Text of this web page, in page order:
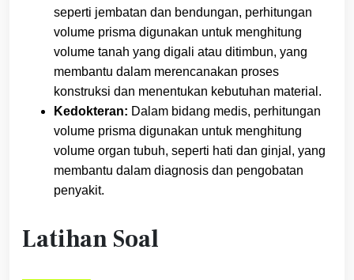
seperti jembatan dan bendungan, perhitungan
volume prisma digunakan untuk menghitung
volume tanah yang digali atau ditimbun, yang
membantu dalam merencanakan proses
konstruksi dan menentukan kebutuhan material.
Kedokteran: Dalam bidang medis, perhitungan
volume prisma digunakan untuk menghitung
volume organ tubuh, seperti hati dan ginjal, yang
membantu dalam diagnosis dan pengobatan
penyakit.
Latihan Soal